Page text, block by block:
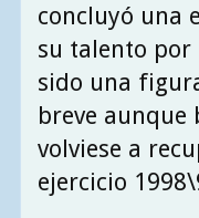
concluyó una
su talento por
sido una
breve aunque
volviese a
ejercicio